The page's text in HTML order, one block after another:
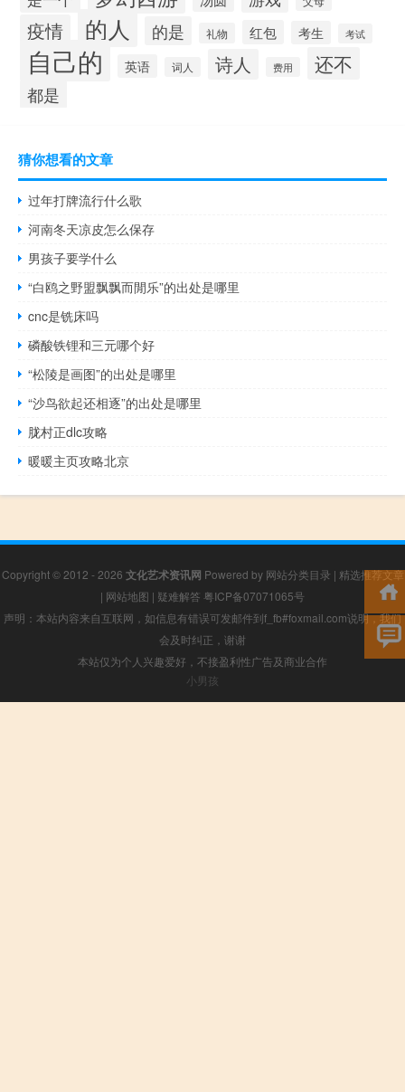
疫情 的人 的是 礼物 红包 考生 考试
自己的 英语 词人 诗人 费用 还不
都是
猜你想看的文章
过年打牌流行什么歌
河南冬天凉皮怎么保存
男孩子要学什么
“白鸥之野盟飘飘而閒乐”的出处是哪里
cnc是铣床吗
磷酸铁锂和三元哪个好
“松陵是画图”的出处是哪里
“沙鸟欲起还相逐”的出处是哪里
胧村正dlc攻略
暖暖主页攻略北京
Copyright © 2012 - 2026 文化艺术资讯网 Powered by 网站分类目录 | 精选推荐文章
| 网站地图 | 疑难解答 粤ICP备07071065号
声明：本站内容来自互联网，如信息有错误可发邮件到f_fb#foxmail.com说明，我们
会及时纠正，谢谢
本站仅为个人兴趣爱好，不接盈利性广告及商业合作
小男孩